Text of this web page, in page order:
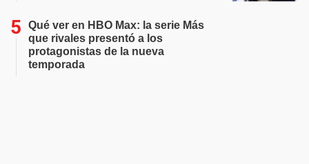
Qué ver en HBO Max: la serie Más
que rivales presentó a los
protagonistas de la nueva
temporada